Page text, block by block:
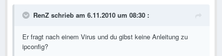
RenZ schrieb am 6.11.2010 um 08:30 :
Er fragt nach einem Virus und du gibst keine Anleitung zu
ipconfig?